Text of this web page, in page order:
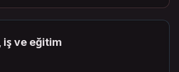
iş ve eğitim